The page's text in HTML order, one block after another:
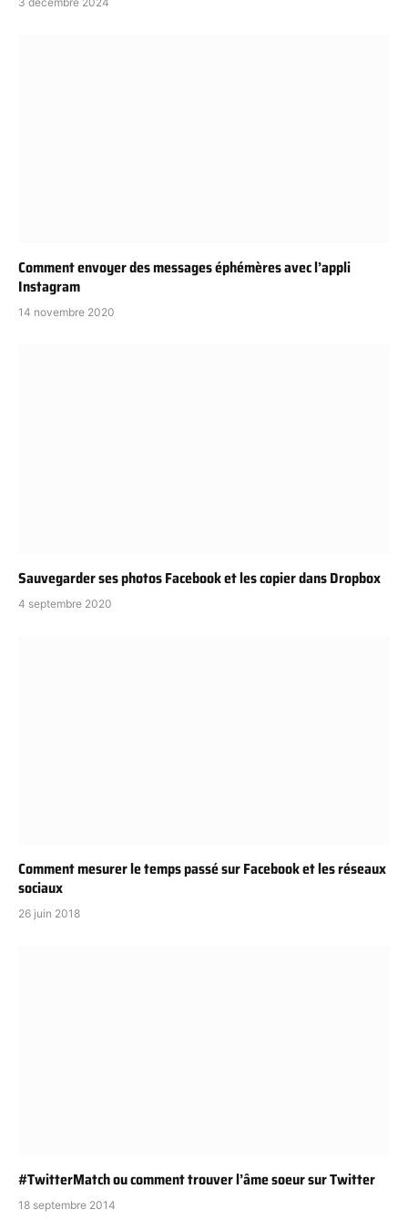
Comment envoyer des messages éphémères avec l’appli
Instagram
14 novembre 2020
Sauvegarder ses photos Facebook et les copier dans Dropbox
4 septembre 2020
Comment mesurer le temps passé sur Facebook et les réseaux
sociaux
26 juin 2018
#TwitterMatch ou comment trouver l’âme soeur sur Twitter
18 septembre 2014